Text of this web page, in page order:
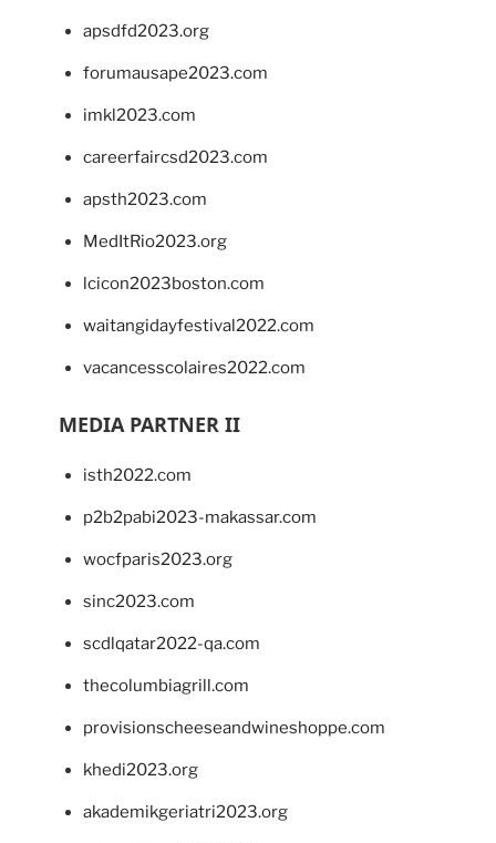
apsdfd2023.org
forumausape2023.com
imkl2023.com
careerfaircsd2023.com
apsth2023.com
MedItRio2023.org
lcicon2023boston.com
waitangidayfestival2022.com
vacancesscolaires2022.com
MEDIA PARTNER II
isth2022.com
p2b2pabi2023-makassar.com
wocfparis2023.org
sinc2023.com
scdlqatar2022-qa.com
thecolumbiagrill.com
provisionscheeseandwineshoppe.com
khedi2023.org
akademikgeriatri2023.org